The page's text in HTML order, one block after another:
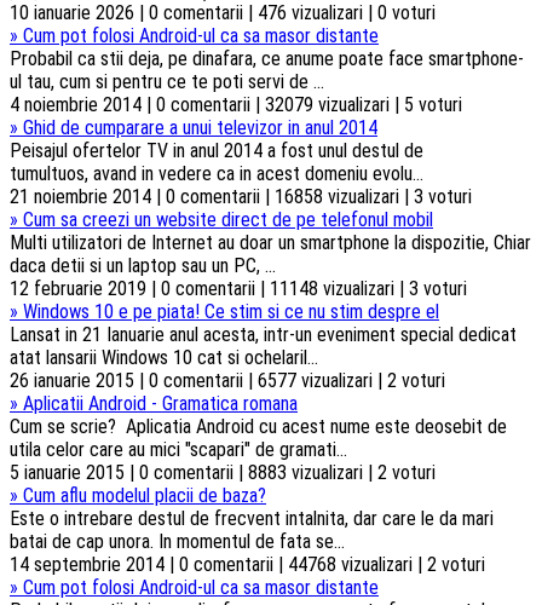
10 ianuarie 2026 | 0 comentarii | 476 vizualizari | 0 voturi
» Cum pot folosi Android-ul ca sa masor distante
Probabil ca stii deja, pe dinafara, ce anume poate face smartphone-
ul tau, cum si pentru ce te poti servi de ...
4 noiembrie 2014 | 0 comentarii | 32079 vizualizari | 5 voturi
» Ghid de cumparare a unui televizor in anul 2014
Peisajul ofertelor TV in anul 2014 a fost unul destul de
tumultuos, avand in vedere ca in acest domeniu evolu...
21 noiembrie 2014 | 0 comentarii | 16858 vizualizari | 3 voturi
» Cum sa creezi un website direct de pe telefonul mobil
Multi utilizatori de Internet au doar un smartphone la dispozitie, Chiar
daca detii si un laptop sau un PC, ...
12 februarie 2019 | 0 comentarii | 11148 vizualizari | 3 voturi
» Windows 10 e pe piata! Ce stim si ce nu stim despre el
Lansat in 21 Ianuarie anul acesta, intr-un eveniment special dedicat
atat lansarii Windows 10 cat si ochelaril...
26 ianuarie 2015 | 0 comentarii | 6577 vizualizari | 2 voturi
» Aplicatii Android - Gramatica romana
Cum se scrie? Aplicatia Android cu acest nume este deosebit de
utila celor care au mici "scapari" de gramati...
5 ianuarie 2015 | 0 comentarii | 8883 vizualizari | 2 voturi
» Cum aflu modelul placii de baza?
Este o intrebare destul de frecvent intalnita, dar care le da mari
batai de cap unora. In momentul de fata se...
14 septembrie 2014 | 0 comentarii | 44768 vizualizari | 2 voturi
» Cum pot folosi Android-ul ca sa masor distante